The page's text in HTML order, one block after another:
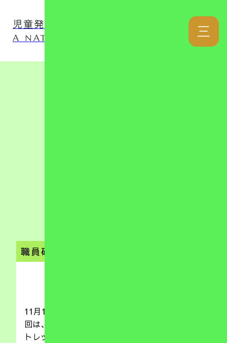
児童発達支援事業所 ナチュファミ
A NATURAL LOVER FAMILY 三
職員研修
11月19日（火）に職員研修を実施しました。今
回は、ピラティスの先生をお招きして、実際にス
トレッチや身体のボディーイメージを高めていけ